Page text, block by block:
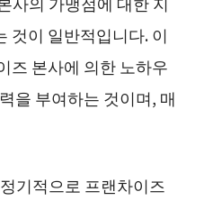
것이 일반적입니다. 이
즈 본사에 의한 노하우
을 부여하는 것이며, 매
기적으로 프랜차이즈